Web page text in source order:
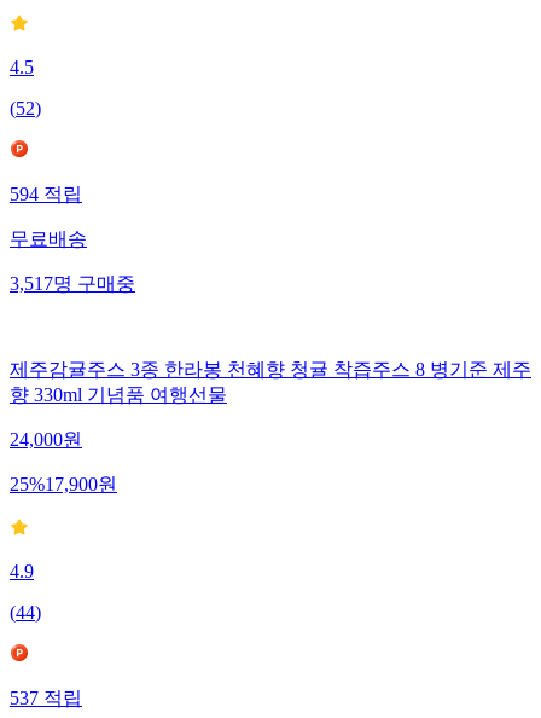
4.5
(52)
594적립
무료배송
3,517명구매중
제주감귤주스 3종 한라봉 천혜향 청귤 착즙주스 8 병기준 제주
향 330ml 기념품 여행선물
24,000원
25%17,900원
4.9
(44)
537적립